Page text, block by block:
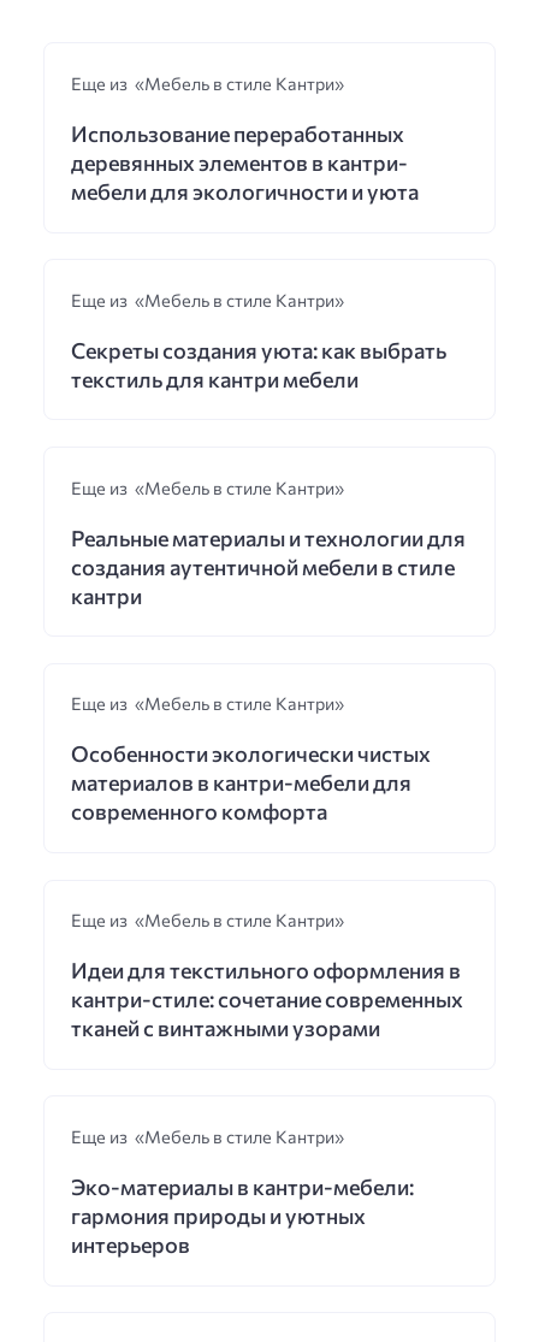
Еще из «Мебель в стиле Кантри»
Использование переработанных
деревянных элементов в кантри-
мебели для экологичности и уюта
Еще из «Мебель в стиле Кантри»
Секреты создания уюта: как выбрать
текстиль для кантри мебели
Еще из «Мебель в стиле Кантри»
Реальные материалы и технологии для
создания аутентичной мебели в стиле
кантри
Еще из «Мебель в стиле Кантри»
Особенности экологически чистых
материалов в кантри-мебели для
современного комфорта
Еще из «Мебель в стиле Кантри»
Идеи для текстильного оформления в
кантри-стиле: сочетание современных
тканей с винтажными узорами
Еще из «Мебель в стиле Кантри»
Эко-материалы в кантри-мебели:
гармония природы и уютных
интерьеров